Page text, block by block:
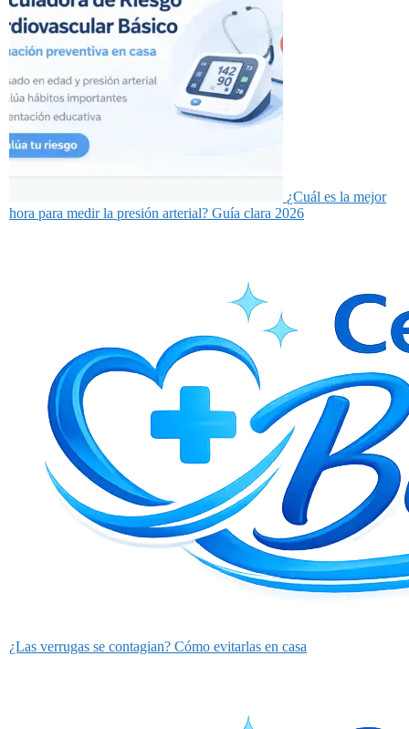
¿Cuál es la mejor
hora para medir la presión arterial? Guía clara 2026
¿Las verrugas se contagian? Cómo evitarlas en casa